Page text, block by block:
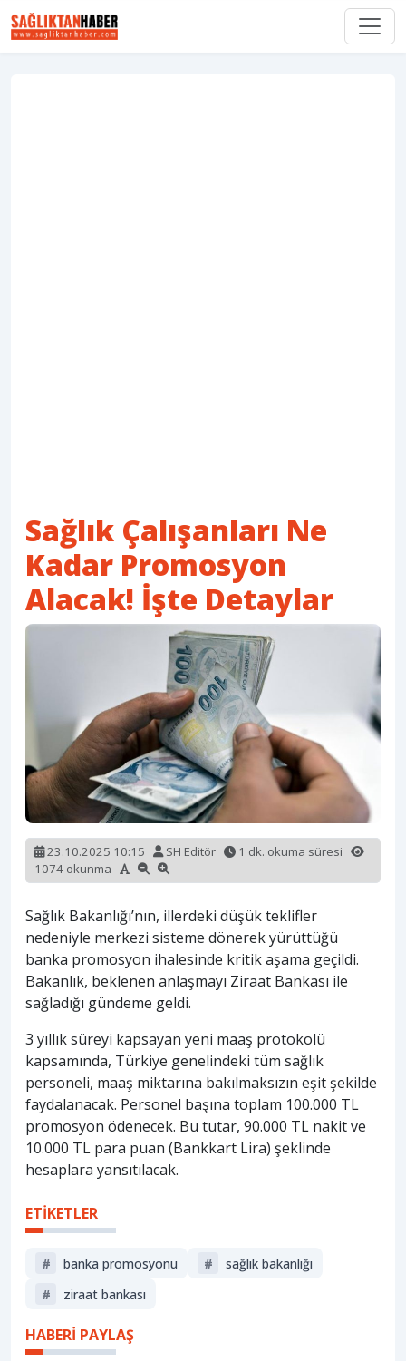
Sağlık Çalışanları Ne
Kadar Promosyon
Alacak! İşte Detaylar
23.10.2025 10:15 SH Editör
1 dk. okuma süresi
1074 okunma
Sağlık Bakanlığı’nın, illerdeki düşük teklifler
nedeniyle merkezi sisteme dönerek yürüttüğü
banka promosyon ihalesinde kritik aşama geçildi.
Bakanlık, beklenen anlaşmayı Ziraat Bankası ile
sağladığı gündeme geldi.
3 yıllık süreyi kapsayan yeni maaş protokolü
kapsamında, Türkiye genelindeki tüm sağlık
personeli, maaş miktarına bakılmaksızın eşit şekilde
faydalanacak. Personel başına toplam 100.000 TL
promosyon ödenecek. Bu tutar, 90.000 TL nakit ve
10.000 TL para puan (Bankkart Lira) şeklinde
hesaplara yansıtılacak.
ETİKETLER
# banka promosyonu #
sağlik bakanliği
#
ziraat bankası
HABERİ PAYLAŞ